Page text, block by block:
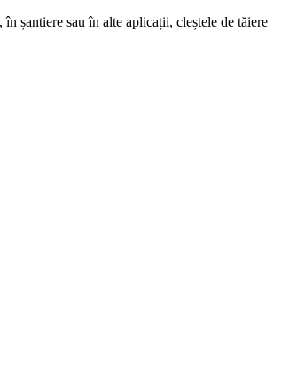
șantiere sau în alte aplicații, cleștele de tăiere